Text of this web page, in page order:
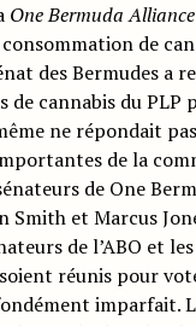
One Bermuda Alliance
consommation de
des Bermudes a
de cannabis du PLP
ne répondait
de la
de One
Smith et Marcus
de l’ABO et
réunis pour
imparfait.